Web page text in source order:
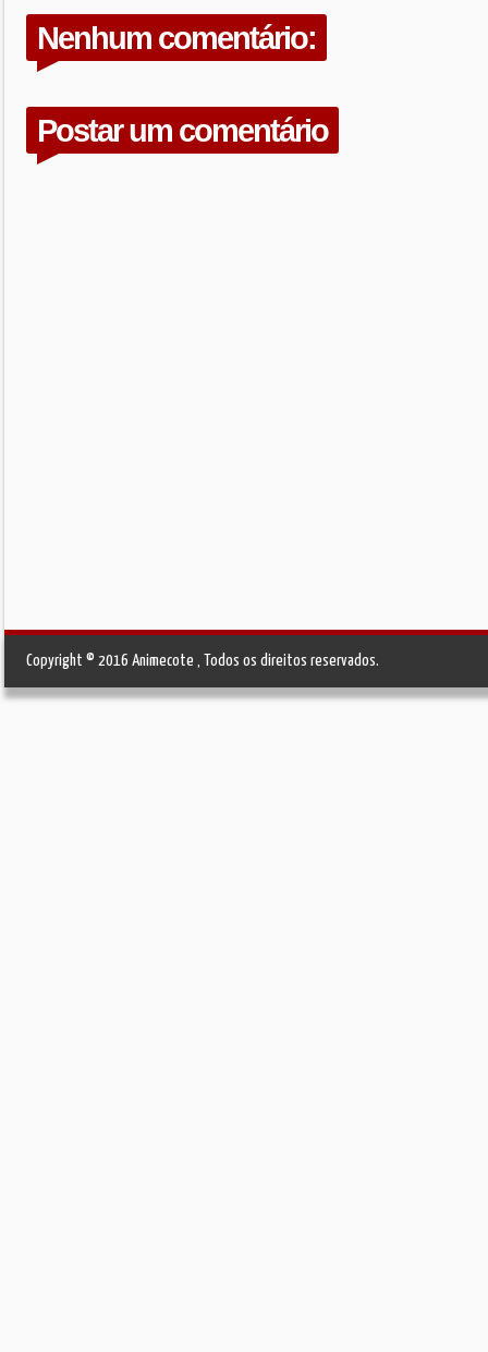
Nenhum comentário:
Postar um comentário
Copyright © 2016 Animecote , Todos os direitos reservados.